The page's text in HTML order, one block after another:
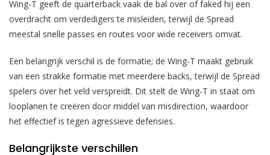
Wing-T geeft de quarterback vaak de bal over of faked hij een
overdracht om verdedigers te misleiden, terwijl de Spread
meestal snelle passes en routes voor wide receivers omvat.
Een belangrijk verschil is de formatie; de Wing-T maakt gebruik
van een strakke formatie met meerdere backs, terwijl de Spread
spelers over het veld verspreidt. Dit stelt de Wing-T in staat om
looplanen te creëren door middel van misdirection, waardoor
het effectief is tegen agressieve defensies.
Belangrijkste verschillen